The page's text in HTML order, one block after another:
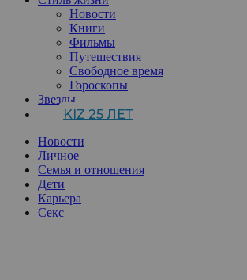
Новости
Книги
Фильмы
Путешествия
Свободное время
Гороскопы
Звезды
KIZ 25 ЛЕТ
Новости
Личное
Семья и отношения
Дети
Карьера
Секс